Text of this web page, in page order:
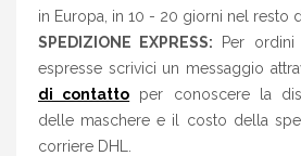
in Europa, in 10 - 20 giorni nel resto
SPEDIZIONE EXPRESS: Per ordini
espresse scrivici un messaggio
di contatto per conoscere la
delle maschere e il costo della
corriere DHL.